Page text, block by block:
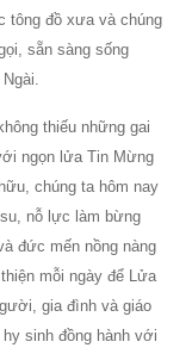
tông đồ xưa và chúng
sẵn sàng sống
thiếu những gai
ngọn lửa Tin Mừng
chúng ta hôm nay
nỗ lực làm bừng
đức mến nồng nàng
mỗi ngày để Lửa
gia đình và giáo
sinh đồng hành với